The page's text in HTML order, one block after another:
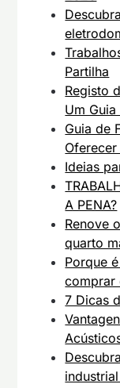
Partilha
Registo
Um
Guia de
Ideias
A PENA?
Renove
quarto
Porque
comprar
7 Dicas